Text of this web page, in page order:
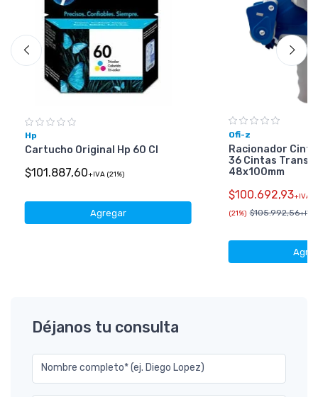
Hp
Cartucho Original Hp 60 Cl
$101.887,60+IVA (21%)
Agregar
Ofi-z
Racionador
36 Cintas
48x100mm
$100.692,93+IVA
(21%) $105.992,56+IVA
Déjanos tu consulta
Nombre completo* (ej. Diego Lopez)